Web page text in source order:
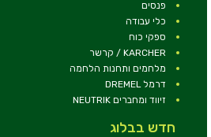
פנסים
כלי עבודה
ספקי כוח
KARCHER / קרשר
מלחמים ותחנות הלחמה
דרמל DREMEL
זיווד ומחברים NEUTRIK
חדש בבלוג